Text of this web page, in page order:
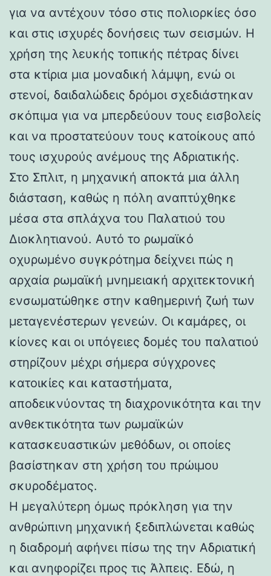
για να αντέχουν τόσο στις πολιορκίες όσο
και στις ισχυρές δονήσεις των σεισμών. Η
χρήση της λευκής τοπικής πέτρας δίνει
στα κτίρια μια μοναδική λάμψη, ενώ οι
στενοί, δαιδαλώδεις δρόμοι σχεδιάστηκαν
σκόπιμα για να μπερδεύουν τους εισβολείς
και να προστατεύουν τους κατοίκους από
τους ισχυρούς ανέμους της Αδριατικής.
Στο Σπλιτ, η μηχανική αποκτά μια άλλη
διάσταση, καθώς η πόλη αναπτύχθηκε
μέσα στα σπλάχνα του Παλατιού του
Διοκλητιανού. Αυτό το ρωμαϊκό
οχυρωμένο συγκρότημα δείχνει πώς η
αρχαία ρωμαϊκή μνημειακή αρχιτεκτονική
ενσωματώθηκε στην καθημερινή ζωή των
μεταγενέστερων γενεών. Οι καμάρες, οι
κίονες και οι υπόγειες δομές του παλατιού
στηρίζουν μέχρι σήμερα σύγχρονες
κατοικίες και καταστήματα,
αποδεικνύοντας τη διαχρονικότητα και την
ανθεκτικότητα των ρωμαϊκών
κατασκευαστικών μεθόδων, οι οποίες
βασίστηκαν στη χρήση του πρώιμου
σκυροδέματος.
Η μεγαλύτερη όμως πρόκληση για την
ανθρώπινη μηχανική ξεδιπλώνεται καθώς
η διαδρομή αφήνει πίσω της την Αδριατική
και ανηφορίζει προς τις Άλπεις. Εδώ, η